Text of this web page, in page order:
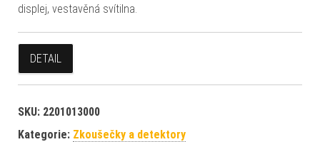
displej, vestavěná svítilna.
DETAIL
SKU: 2201013000
Kategorie: Zkoušečky a detektory